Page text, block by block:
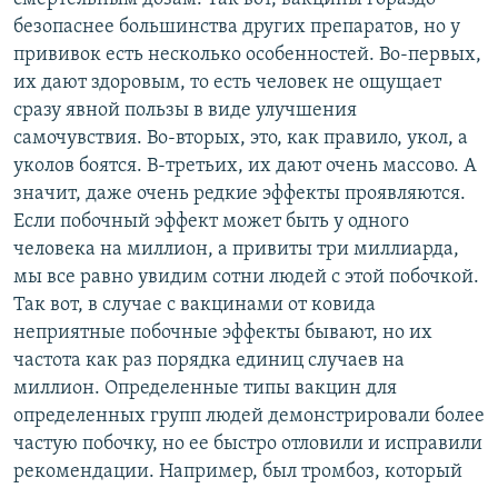
безопаснее большинства других препаратов, но у
прививок есть несколько особенностей. Во-первых,
их дают здоровым, то есть человек не ощущает
сразу явной пользы в виде улучшения
самочувствия. Во-вторых, это, как правило, укол, а
уколов боятся. В-третьих, их дают очень массово. А
значит, даже очень редкие эффекты проявляются.
Если побочный эффект может быть у одного
человека на миллион, а привиты три миллиарда,
мы все равно увидим сотни людей с этой побочкой.
Так вот, в случае с вакцинами от ковида
неприятные побочные эффекты бывают, но их
частота как раз порядка единиц случаев на
миллион. Определенные типы вакцин для
определенных групп людей демонстрировали более
частую побочку, но ее быстро отловили и исправили
рекомендации. Например, был тромбоз, который